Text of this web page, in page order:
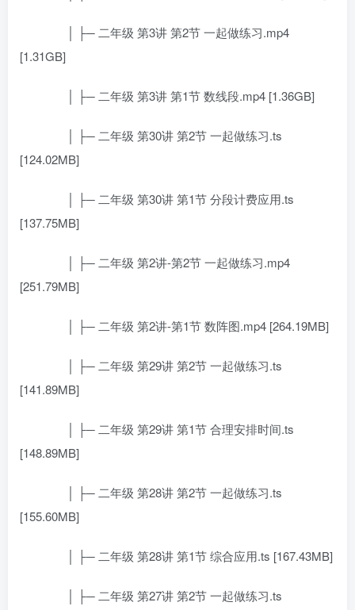
│ ├─ 二年级 第3讲 第2节 一起做练习.mp4
[1.31GB]
│ ├─ 二年级 第3讲 第1节 数线段.mp4 [1.36GB]
│ ├─ 二年级 第30讲 第2节 一起做练习.ts
[124.02MB]
│ ├─ 二年级 第30讲 第1节 分段计费应用.ts
[137.75MB]
│ ├─ 二年级 第2讲-第2节 一起做练习.mp4
[251.79MB]
│ ├─ 二年级 第2讲-第1节 数阵图.mp4 [264.19MB]
│ ├─ 二年级 第29讲 第2节 一起做练习.ts
[141.89MB]
│ ├─ 二年级 第29讲 第1节 合理安排时间.ts
[148.89MB]
│ ├─ 二年级 第28讲 第2节 一起做练习.ts
[155.60MB]
│ ├─ 二年级 第28讲 第1节 综合应用.ts [167.43MB]
│ ├─ 二年级 第27讲 第2节 一起做练习.ts